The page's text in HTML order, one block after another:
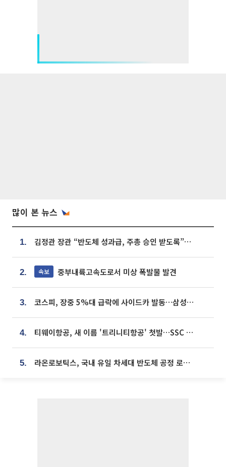
많이 본 뉴스
1. 김정관 장관 “반도체 성과급, 주총 승인 받도록”…상법·자본시장법 개정 시사
2. 속보 중부내륙고속도로서 미상 폭발물 발견
3. 코스피, 장중 5%대 급락에 사이드카 발동…삼성·SK 동반 폭락
4. 티웨이항공, 새 이름 '트리니티항공' 첫발…SSC 전략 본격화
5. 라온로보틱스, 국내 유일 차세대 반도체 공정 로봇 개발 ‘고객사 테스트 진행’